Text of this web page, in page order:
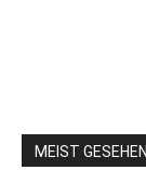
MEIST GESEHEN